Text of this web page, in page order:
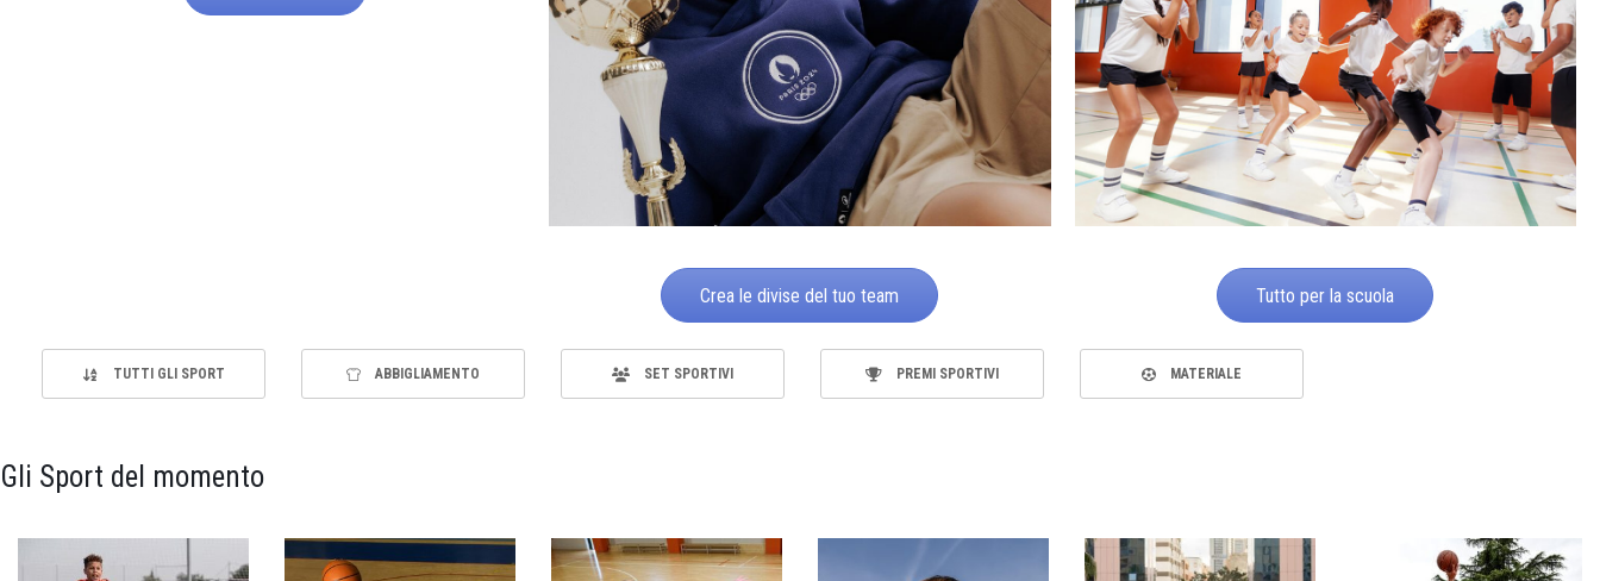
Crea le divise del tuo team Tutto per la scuola
TUTTI GLI SPORT ABBIGLIAMENTO SET SPORTIVI PREMI SPORTIVI MATERIALE
Gli Sport del momento